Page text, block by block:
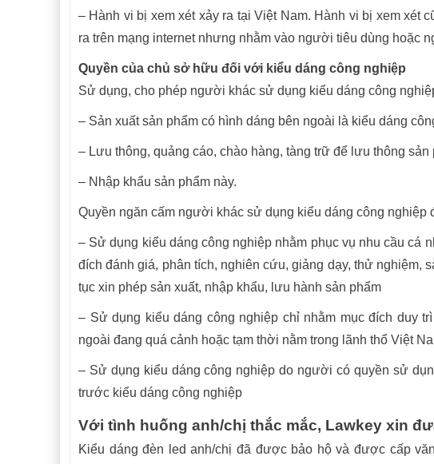
– Hành vi bị xem xét xảy ra tại Việt Nam. Hành vi bị xem xét
ra trên mạng internet nhưng nhằm vào người tiêu dùng hoặc
Quyền của chủ sở hữu đối với kiểu dáng công nghiệp
Sử dụng, cho phép người khác sử dụng kiểu dáng công
– Sản xuất sản phẩm có hình dáng bên ngoài là kiểu dáng
– Lưu thông, quảng cáo, chào hàng, tàng trữ để lưu thông sản
– Nhập khẩu sản phẩm này.
Quyền ngăn cấm người khác sử dụng kiểu dáng công
– Sử dụng kiểu dáng công nghiệp nhằm phục vụ nhu cầu cá
đích đánh giá, phân tích, nghiên cứu, giảng dạy, thử nghiệm,
tục xin phép sản xuất, nhập khẩu, lưu hành sản phẩm
– Sử dụng kiểu dáng công nghiệp chỉ nhằm mục đích duy
ngoài đang quá cảnh hoặc tạm thời nằm trong lãnh thổ Việt
– Sử dụng kiểu dáng công nghiệp do người có quyền sử
trước kiểu dáng công nghiệp
Với tình huống anh/chị thắc mắc, Lawkey xin
Kiểu dáng đèn led anh/chị đã được bảo hộ và được cấp